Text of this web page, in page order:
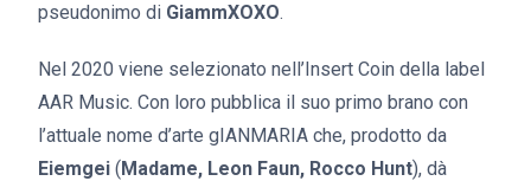
pseudonimo di GiammXOXO.
Nel 2020 viene selezionato nell’Insert Coin della label
AAR Music. Con loro pubblica il suo primo brano con
l’attuale nome d’arte gIANMARIA che, prodotto da
Eiemgei (Madame, Leon Faun, Rocco Hunt), dà